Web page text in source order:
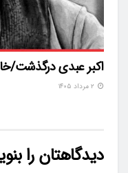
اکبر عبدی درگذشت/
دیدگاهتان را